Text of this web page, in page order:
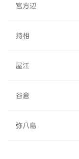
宮方辺
持相
屋江
谷倉
弥八島